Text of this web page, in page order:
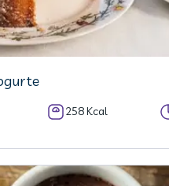
258 Kcal